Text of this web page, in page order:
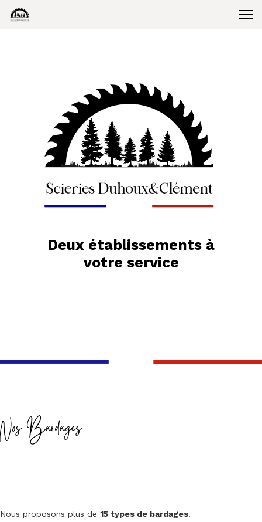
Deux établissements à
votre service
Nos Bardages
Nous proposons plus de 15 types de bardages.